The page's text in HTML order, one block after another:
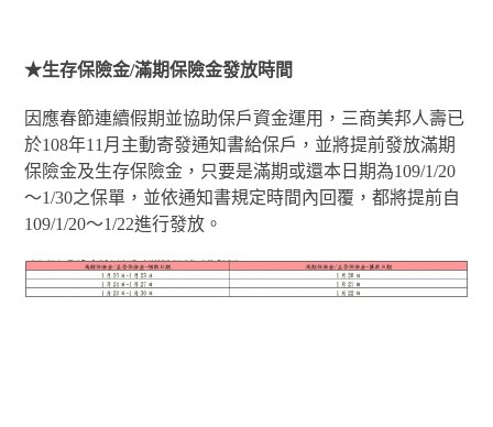
★生存保險金/滿期保險金發放時間
因應春節連續假期並協助保戶資金運用，三商美邦人壽已
於108年11月主動寄發通知書給保戶，並將提前發放滿期
保險金及生存保險金，只要是滿期或還本日期為109/1/20
〜1/30之保單，並依通知書規定時間內回覆，都將提前自
109/1/20〜1/22進行發放。